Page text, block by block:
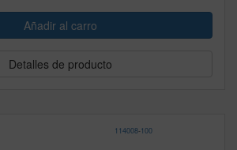
Detalles de producto
114008-100